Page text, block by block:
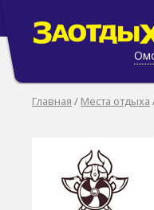
Главная Места отдыха